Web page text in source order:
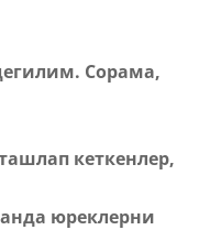
Сорама,
кеткенлер,
юреклерни